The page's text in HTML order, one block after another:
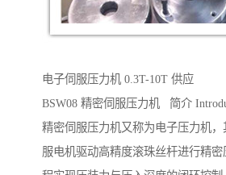
电子伺服压力机 0.3T-10T 供应
BSW08 精密伺服压力机 简介
精密伺服压力机又称为电子压力机，
服电机驱动高精度滚珠丝杆进行精